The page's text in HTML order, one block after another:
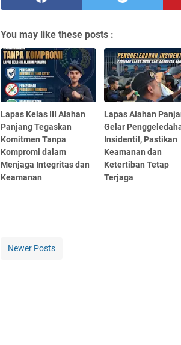
You may like these posts :
Lapas Kelas III Alahan
Panjang Tegaskan
Komitmen Tanpa
Kompromi dalam
Menjaga Integritas dan
Keamanan
Lapas Alahan
Gelar
Insidentil, Pastikan
Keamanan dan
Ketertiban Tetap
Terjaga
Newer Posts